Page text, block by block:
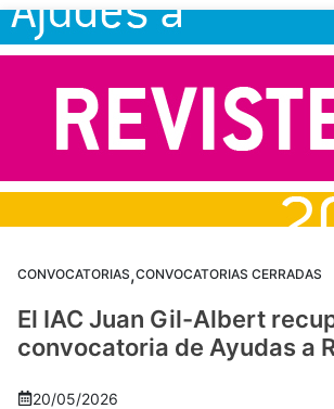
CONVOCATORIAS,CONVOCATORIAS CERRADAS
El IAC Juan Gil-Albert
convocatoria de Ayudas a
20/05/2026